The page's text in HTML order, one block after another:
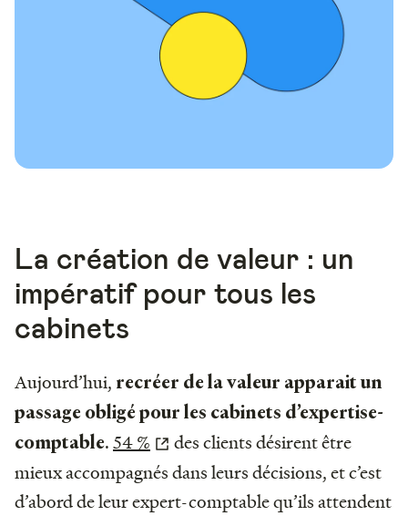
La création de valeur : un
impératif pour tous les
cabinets
Aujourd’hui, recréer de la valeur apparait un
passage obligé pour les cabinets d’expertise-
comptable.54 %
des clients désirent être
mieux accompagnés dans leurs décisions, et c’est
d’abord de leur expert-comptable qu’ils attendent